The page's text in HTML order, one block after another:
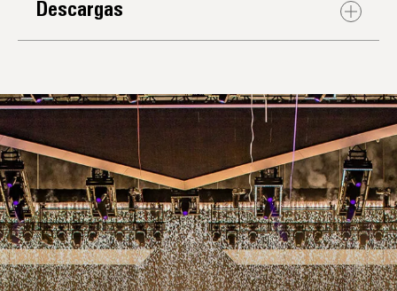
Descargas